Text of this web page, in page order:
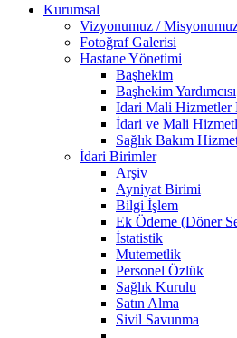
Kurumsal
Vizyonumuz /
Fotoğraf Galerisi
Hastane Yönetimi
Başhekim
Başhekim Yardımcısı
Idari Mali Hizmetler
İdari ve Mali
Sağlık Bakım
İdari Birimler
Arşiv
Ayniyat Birimi
Bilgi İşlem
Ek Ödeme (Döner
İstatistik
Mutemetlik
Personel Özlük
Sağlık Kurulu
Satın Alma
Sivil Savunma